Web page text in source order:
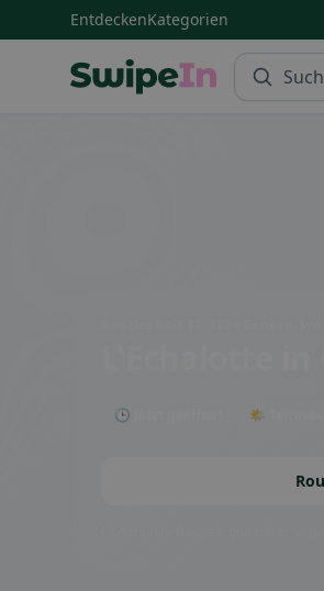
EntdeckenKategorien
🕒 Jetzt geöffnet 🌤 Terrasse